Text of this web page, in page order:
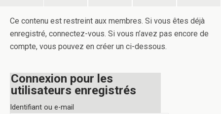
Ce contenu est restreint aux membres. Si vous êtes déjà
enregistré, connectez-vous. Si vous n’avez pas encore de
compte, vous pouvez en créer un ci-dessous.
Connexion pour les
utilisateurs enregistrés
Identifiant ou e-mail